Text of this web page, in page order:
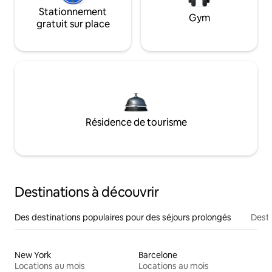
Stationnement
gratuit sur place
Gym
Résidence de tourisme
Destinations à découvrir
Des destinations populaires pour des séjours prolongés
New York
Locations au mois
Barcelone
Locations au mois